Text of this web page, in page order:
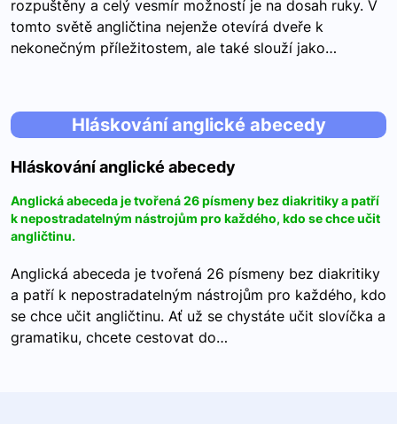
rozpuštěny a celý vesmír možností je na dosah ruky. V
tomto světě angličtina nejenže otevírá dveře k
nekonečným příležitostem, ale také slouží jako…
Hláskování anglické abecedy
Hláskování anglické abecedy
Anglická abeceda je tvořená 26 písmeny bez diakritiky a patří
k nepostradatelným nástrojům pro každého, kdo se chce učit
angličtinu.
Anglická abeceda je tvořená 26 písmeny bez diakritiky
a patří k nepostradatelným nástrojům pro každého, kdo
se chce učit angličtinu. Ať už se chystáte učit slovíčka a
gramatiku, chcete cestovat do…